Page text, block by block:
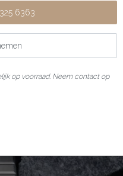
6363
op voorraad. Neem contact op